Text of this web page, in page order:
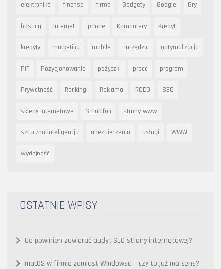
elektronika finanse firma Gadgety Google Gry
hosting Internet iphone Komputery Kredyt
kredyty marketing mobile narzędzia optymalizacja
PIT Pozycjonowanie pożyczki praca program
Prywatność Rankingi Reklama RODO SEO
sklepy internetowe Smartfon strony www
sztuczna inteligencja ubezpieczenia usługi WWW
wydajność
OSTATNIE WPISY
Co powinien zawierać audyt SEO strony internetowej?
macOS w firmie zamiast Windowsa – czy to już ma sens?